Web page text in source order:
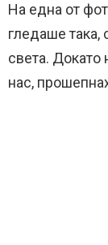
На една от
гледаше
света.
нас,